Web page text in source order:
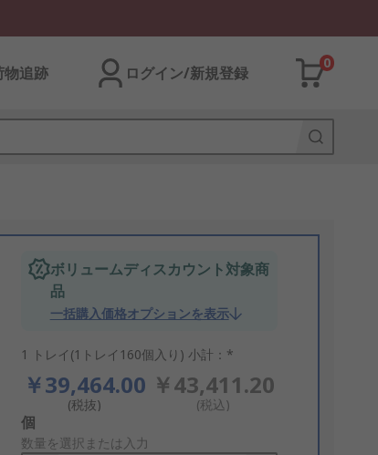
物追跡 ログイン/新規登録
0
ボリュームディスカウント対象商
品
一括購入価格オプションを表示
1 トレイ(1トレイ160個入り) 小計：*
￥39,464.00
(税抜)
￥43,411.20
(税込)
Add
to
個
数量を選択または入力